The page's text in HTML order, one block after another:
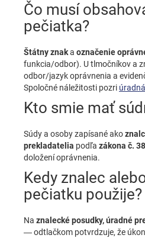
Čo musí
pečiatka?
Štátny znaka označenie
funkcia/odbor). U tlmočníkov a
odbor/jazyk oprávnenia a
Spoločné náležitosti pozri
Kto smie mať
Súdy a osoby zapísané ako
prekladatelia podľa zákona č.
doložení oprávnenia.
Kedy znalec
pečiatku použije?
Na znalecké posudky, úradné
— odtlačkom potvrdzuje, že